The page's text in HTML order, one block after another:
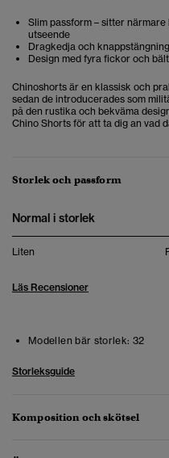
Slim passform – sitter
utseende
Dragkedja och knappstängning
Design med fyra fickor och
Chinoshorts är en klassisk och
sedan de introducerades som
på den rustika och bekväma
Chino Shorts för att ta dig an vad
Storlek och passform
Normal i storlek
Liten
Läs Recensioner
Modellen bär storlek: 32
Storleksguide
Komposition och skötsel